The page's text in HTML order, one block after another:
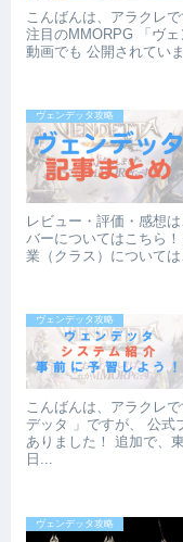
こんばんは、アラクレ
注目のMMORPG 「ヴ
動画でも 公開されてい
ヴェンデッタ攻略
レビュー・評価・感想
バーについてはこちら
業（クラス）について
ヴェンデッタ攻略
こんばんは、アラクレ
デッタ 」ですが、 公式
ありました！ 追加で、
日...
ヴェンデッタ攻略